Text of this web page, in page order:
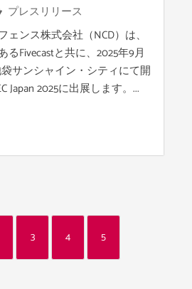
プレスリリース
ェンス株式会社（NCD）は、
Fivecastと共に、2025年9月
サンシャイン・シティにて開
Japan 2025に出展します。...
3 4 5